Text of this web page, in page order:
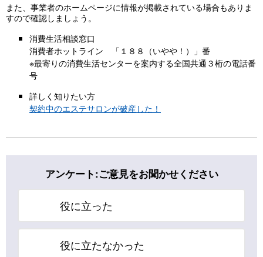
また、事業者のホームページに情報が掲載されている場合もありま
すので確認しましょう。
消費生活相談窓口
消費者ホットライン 「１８８（いやや！）」番
※最寄りの消費生活センターを案内する全国共通３桁の電話番
号
詳しく知りたい方
契約中のエステサロンが破産した！
アンケート:ご意見をお聞かせください
役に立った
役に立たなかった